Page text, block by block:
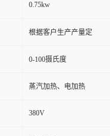
0.75kw
根据客户生产产量定
0-100摄氏度
蒸汽加热、电加热
380V